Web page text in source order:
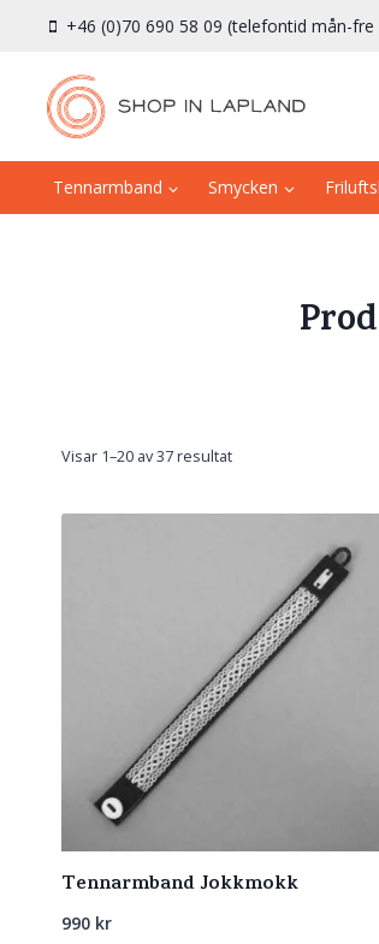
+46 (0)70 690 58 09 (telefontid mån-fre
Tennarmband Smycken
Visar 1–20 av 37 resultatSortera
Tennarmband Jokkmokk
990 kr